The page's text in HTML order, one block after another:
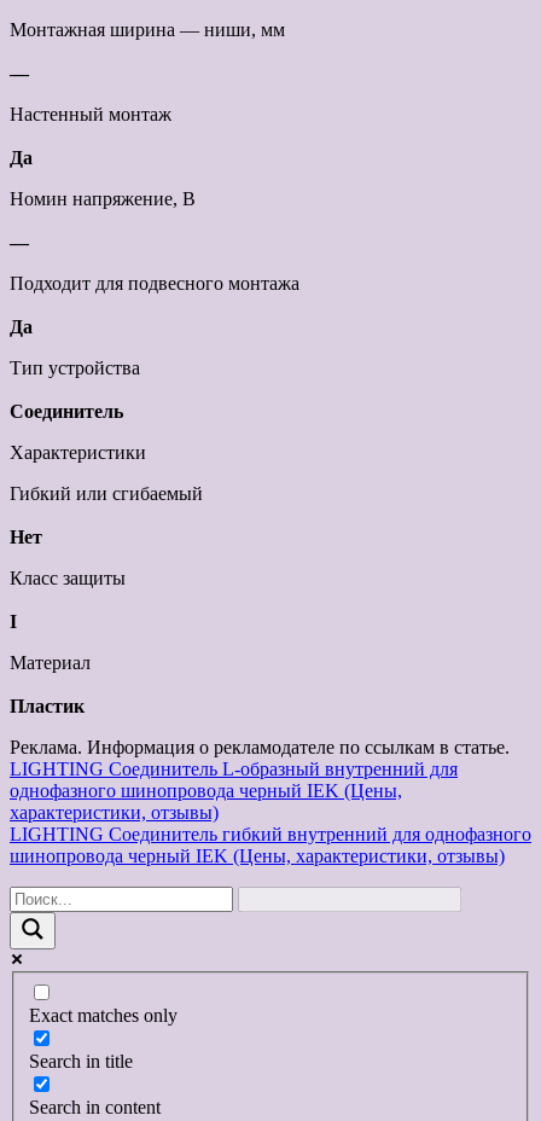
Монтажная ширина — ниши, мм
—
Настенный монтаж
Да
Номин напряжение, В
—
Подходит для подвесного монтажа
Да
Тип устройства
Соединитель
Характеристики
Гибкий или сгибаемый
Нет
Класс защиты
I
Материал
Пластик
Реклама. Информация о рекламодателе по ссылкам в статье.
Навигация
по
записям
LIGHTING Соединитель L-образный внутренний для
однофазного шинопровода черный IEK (Цены,
характеристики, отзывы)
LIGHTING Соединитель гибкий внутренний для однофазного
шинопровода черный IEK (Цены, характеристики, отзывы)
Exact matches only
Search in title
Search in content